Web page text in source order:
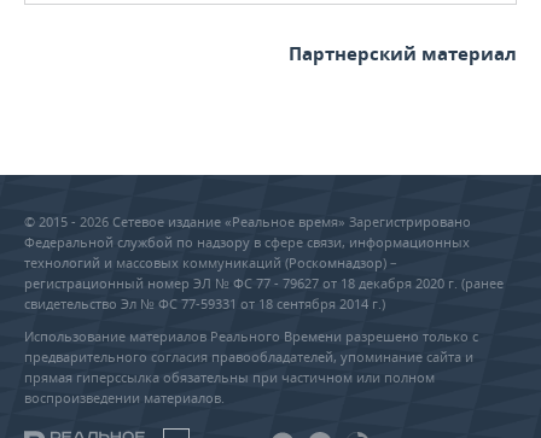
Партнерский материал
© 2015 - 2026 Сетевое издание «Реальное время» Зарегистрировано
Федеральной службой по надзору в сфере связи, информационных
технологий и массовых коммуникаций (Роскомнадзор) –
регистрационный номер ЭЛ № ФС 77 - 79627 от 18 декабря 2020 г. (ранее
свидетельство Эл № ФС 77-59331 от 18 сентября 2014 г.)
Использование материалов Реального Времени разрешено только с
предварительного согласия правообладателей, упоминание сайта и
прямая гиперссылка обязательны при частичном или полном
воспроизведении материалов.